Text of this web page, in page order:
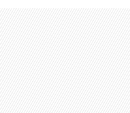
Skip to main content